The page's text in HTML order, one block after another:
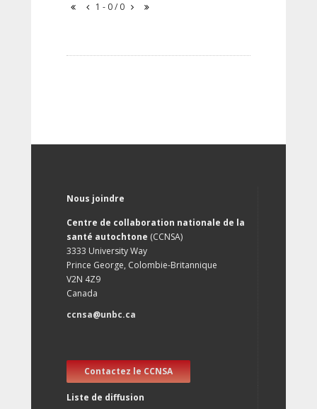
1 - 0 / 0
Nous joindre
Centre de collaboration nationale de la
santé autochtone (CCNSA)
3333 University Way
Prince George, Colombie-Britannique
V2N 4Z9
Canada
ccnsa@unbc.ca
Contactez le CCNSA
Liste de diffusion